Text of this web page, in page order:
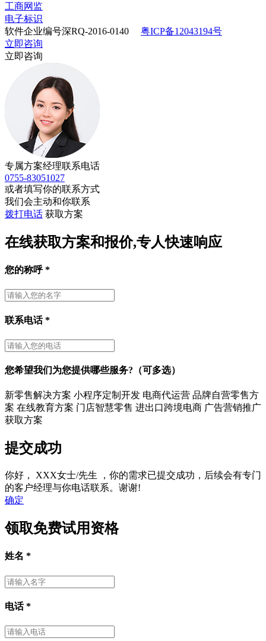
工商网监
电子标识
软件企业编号深RQ-2016-0140
粤ICP备12043194号
立即咨询
立即咨询
专属方案经理联系电话
0755-83051027
或者填写你的联系方式
我们会主动和你联系
拨打电话 获取方案
在线获取方案和报价,专人快速响应
您的称呼*
联系电话*
您希望我们为您提供哪些服务?（可多选）
新零售解决方案 小程序定制开发 电商代运营 品牌自营零售方
案 在线教育方案 门店智慧零售 进出口跨境电商 广告营销推广
获取方案
提交成功
你好， XXX女士/先生
，你的需求已提交成功，后续会有专门
的客户经理与你电话联系。谢谢!
确定
领取免费试用资格
姓名 *
电话*